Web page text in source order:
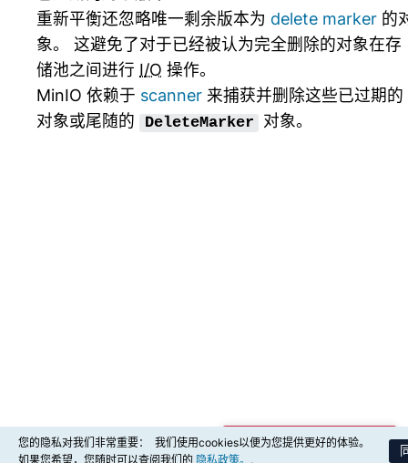
重新平衡还忽略唯一剩余版本为 delete marker 的
象。 这避免了对于已经被认为完全删除的对象在存
储池之间进行 I/O 操作。
MinIO 依赖于 scanner 来捕获并删除这些已过期的
对象或尾随的
DeleteMarker 对象。
商业支持购买咨询
您的隐私对我们非常重要：
我们使用cookies以便为您提供更好的体验。
如果您希望，您随时可以查阅我们的 隐私政策。 .